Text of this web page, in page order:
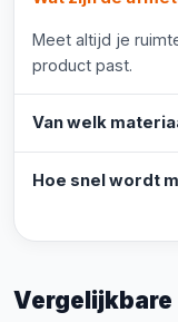
Meet altijd je
product past.
Van welk
Hoe snel wordt
Vergelijkbare